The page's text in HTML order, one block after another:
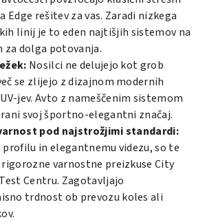
Edge rešitev za vas. Zaradi nizkega
linij je to eden najtišjih sistemov na
dolga potovanja.
Nosilci ne delujejo kot grob
se zlijejo z dizajnom modernih
jev. Avto z nameščenim sistemom
svoj športno-elegantni značaj.
pod najstrožjimi standardi:
in elegantnemu videzu, so te
varnostne preizkuse City
Centru. Zagotavljajo
trdnost ob prevozu koles ali